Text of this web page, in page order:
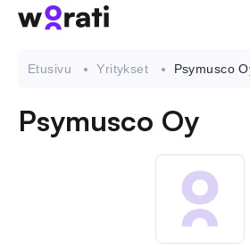
Etusivu Yritykset Psymusco
Psymusco Oy